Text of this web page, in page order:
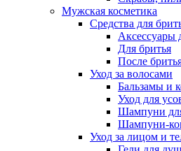
Мужская косметика
Средства для
Аксессуары
Для бритья
После
Уход за волосами
Бальзамы и
Уход для
Шампуни
Шампуни-
Уход за лицом и